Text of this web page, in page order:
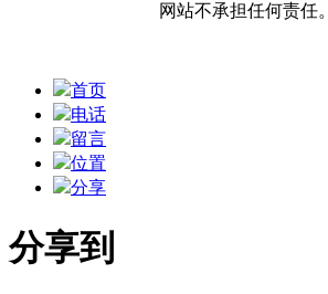
网站不承担任何责任。
首页
电话
留言
位置
分享
分享到